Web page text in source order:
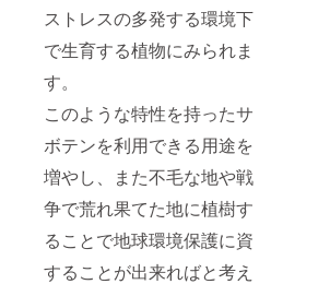
ストレスの多発する環境下
で生育する植物にみられま
す。
このような特性を持ったサ
ボテンを利用できる用途を
増やし、また不毛な地や戦
争で荒れ果てた地に植樹す
ることで地球環境保護に資
することが出来ればと考え